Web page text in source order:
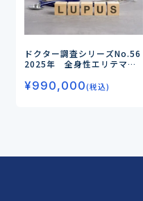
ドクター調査シリーズNo.56
2025年 全身性エリテマ
調査ーLN・非LNの治療実態
と治療薬の評価、生物学的製
¥990,000(税込)